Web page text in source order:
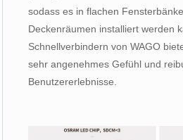
sodass es in flachen
Deckenräumen installiert werden
Schnellverbindern von WAGO
sehr angenehmes Gefühl und
Benutzererlebnisse.